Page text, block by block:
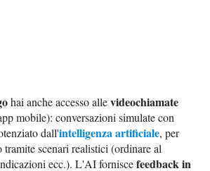
hai anche accesso allevideochiamate
mobile): conversazioni simulate con
dall'intelligenza artificiale, per
tramite scenari realistici (ordinare al
ecc.). L'AI forniscefeedback in